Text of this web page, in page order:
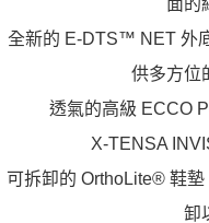
全新的 E-DTS™ NET 外
供多方位
透氣的高級 ECCO
X-TENSA
可拆卸的 OrthoLite® 鞋
卸